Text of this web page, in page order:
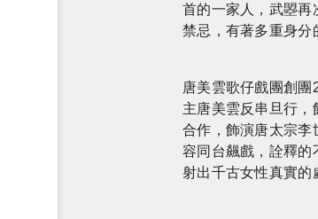
首的一家人，武曌再
禁忌，有著多重身分
唐美雲歌仔戲團創團
主唐美雲反串旦行
合作，飾演唐太宗李
容同台飆戲，詮釋的
射出千古女性真實的